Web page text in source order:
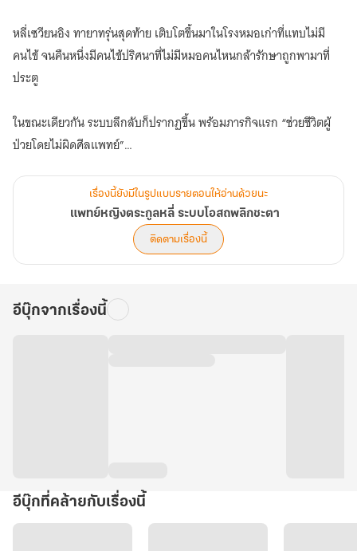
หลี่เซวียนอิง ทายาทรุ่นสุดท้าย เติบโตขึ้นมาในโรงหมอเก่าที่แทบไม่มี
คนไข้ จนคืนหนึ่งมีคนไข้ปริศนาที่ไม่มีหมอคนไหนกล้ารักษาถูกพามาที่
ประตู
ในขณะเดียวกัน ระบบลึกลับก็ปรากฏขึ้น พร้อมภารกิจแรก “ช่วยชีวิตผู้
ป่วยโดยไม่ผิดศีลแพทย์”
จากโรงหมอเล็กในตรอกแคบ เซวียนอิงเริ่มรักษาเคสที่หมอทั้งเมืองไม่
กล้าแตะ ทั้งพิษที่ซ่อนในยา ศพที่ตายเหมือนโรค และความลับของการ
เรื่องนี้ยังมีในรูปแบบรายตอนให้อ่านด้วยนะ
แพทย์หญิงตระกูลหลี่ ระบบโอสถพลิกชะตา
ติดตามเรื่องนี้
อีบุ๊กจากเรื่องนี้
อีบุ๊กที่คล้ายกับเรื่องนี้